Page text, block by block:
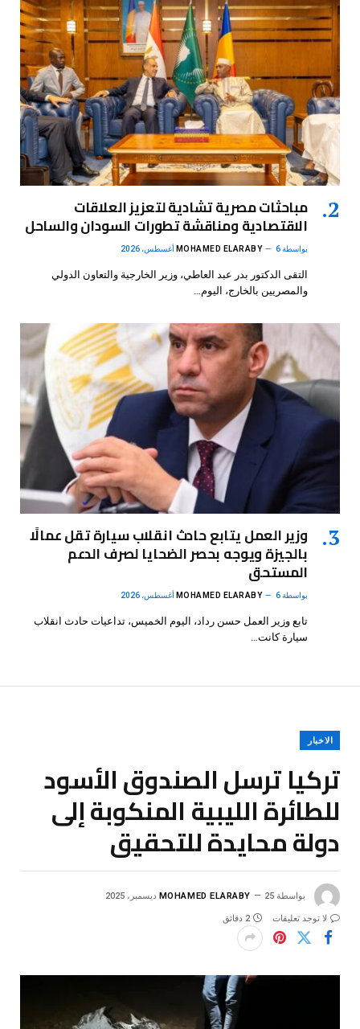
مباحثات مصرية تشادية لتعزيز العلاقات
الاقتصادية ومناقشة تطورات السودان والساحل
بواسطة MOHAMED ELARABY 6 أغسطس، 2026
التقى الدكتور بدر عبد العاطي، وزير الخارجية والتعاون الدولي
والمصريين بالخارج، اليوم…
وزير العمل يتابع حادث انقلاب سيارة تقل عمالًا
بالجيزة ويوجه بحصر الضحايا لصرف الدعم
المستحق
بواسطة MOHAMED ELARABY 6 أغسطس، 2026
تابع وزير العمل حسن رداد، اليوم الخميس، تداعيات حادث انقلاب
سيارة كانت…
الاخبار
تركيا ترسل الصندوق الأسود
للطائرة الليبية المنكوبة إلى
دولة محايدة للتحقيق
بواسطة MOHAMED ELARABY 25 ديسمبر، 2025
لا توجد تعليقات 2 دقائق